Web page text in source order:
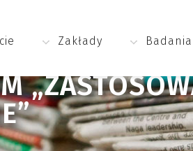
Zakłady Badania